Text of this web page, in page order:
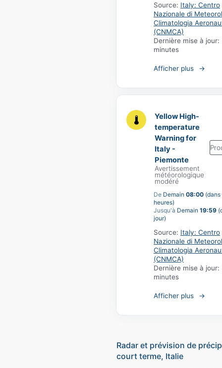
Source: Italy: Centro
Nazionale di
Climatologia
(CNMCA)
Dernière mise à jour:
minutes
Afficher plus
Yellow High-
temperature
Warning for
Italy -
Piemonte
Avertissement
météorologique
modéré
De Demain 08:00 (dans
heures)
Jusqu'à Demain 19:59
jour)
Source: Italy: Centro
Nazionale di
Climatologia
(CNMCA)
Dernière mise à jour:
minutes
Afficher plus
Radar et prévision de
court terme, Italie